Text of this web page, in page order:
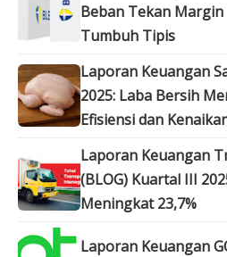
Beban Tekan
Tumbuh Tipis
Laporan Keuangan
2025: Laba Bersih
Efisiensi dan
Laporan Keuangan
(BLOG) Kuartal III
Meningkat 23,7%
Laporan Keuangan